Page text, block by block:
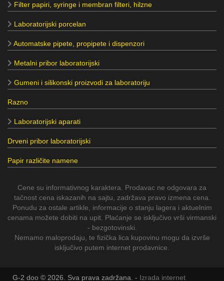
Filter papiri, syringe i membran filteri, hilzne
Laboratorijski porcelan
Automatske pipete, propipete i dispenzori
Metalni pribor laboratorijski
Gumeni i silikonski proizvodi za laboratoriju
Razno
Laboratorijski aparati
Drveni pribor laboratorijski
Papir različite namene
Cene su informativnog karaktera. Prodavac ne odgovara za
tačnost cena iskazanih na sajtu, zadržava pravo izmena cena.
Ponudu za ostale artikle, informacije o stanju lagera i aktuelnim
cenama možete dobiti na upit. Plaćanje se isključivo vrši virmanski
- bezgotovinski.
Nemamo maloprodaju, te fizička lica kupovinu mogu da izvrše
isključivo putem internet prodavnice.
G-2 doo © 2026. Sva prava zadržana. - Izrada internet